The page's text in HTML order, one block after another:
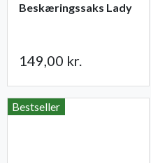
Beskæringssaks Lady
149,00 kr.
Bestseller